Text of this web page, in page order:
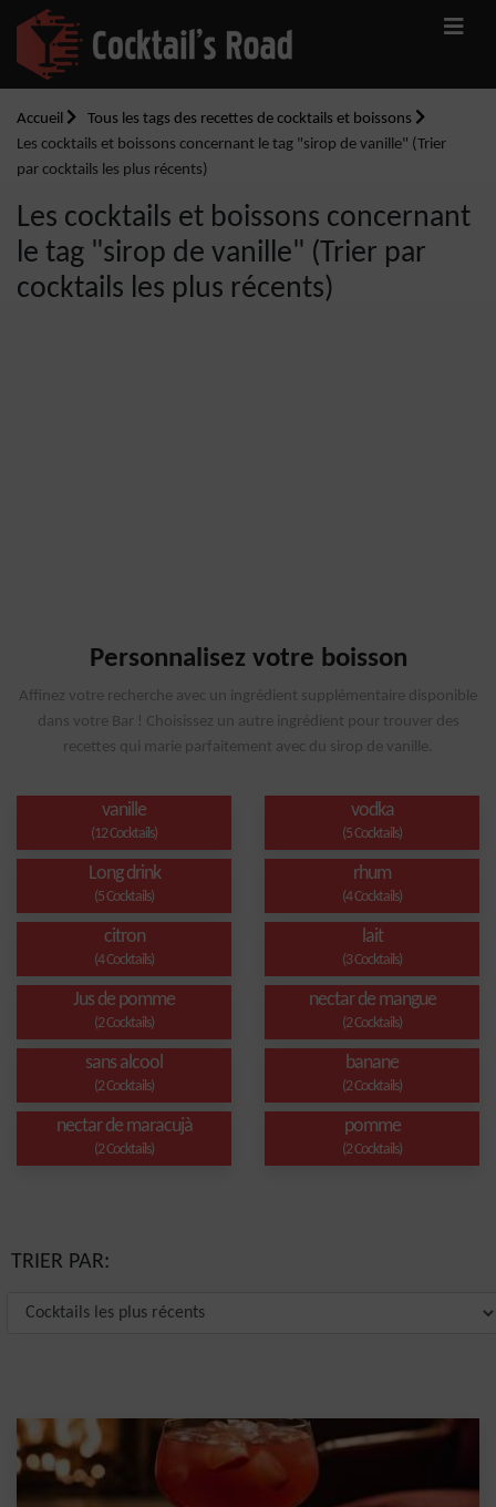
Accueil
Tous les tags des recettes de cocktails et boissons
Les cocktails et boissons concernant le tag "sirop de vanille" (Trier
par cocktails les plus récents)
Les cocktails et boissons concernant
le tag "sirop de vanille" (Trier par
cocktails les plus récents)
Personnalisez votre boisson
Affinez votre recherche avec un ingrédient supplémentaire disponible
dans votre Bar ! Choisissez un autre ingrédient pour trouver des
recettes qui marie parfaitement avec du sirop de vanille.
vanille
(12 Cocktails)
vodka
(5 Cocktails)
Long drink
(5 Cocktails)
rhum
(4 Cocktails)
citron
(4 Cocktails)
lait
(3 Cocktails)
Jus de pomme
(2 Cocktails)
nectar de mangue
(2 Cocktails)
sans alcool
(2 Cocktails)
banane
(2 Cocktails)
nectar de maracujà
(2 Cocktails)
pomme
(2 Cocktails)
TRIER PAR: